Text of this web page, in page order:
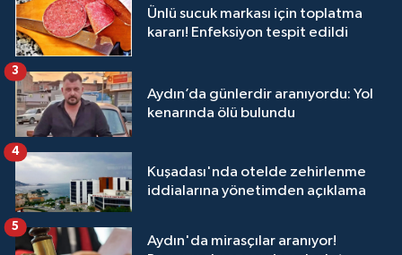
Ünlü sucuk markası için toplatma
kararı! Enfeksiyon tespit edildi
Aydın’da günlerdir aranıyordu: Yol
kenarında ölü bulundu
3
Kuşadası'nda otelde zehirlenme
iddialarına yönetimden açıklama
4
Aydın'da mirasçılar aranıyor!
5